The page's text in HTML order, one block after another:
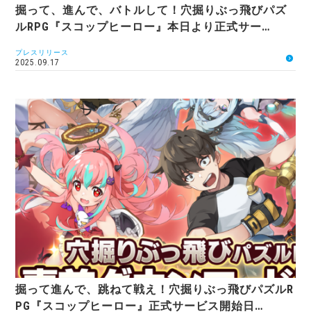
掘って、進んで、バトルして！穴掘りぶっ飛びパズ
ルRPG『スコップヒーロー』本日より正式サー…
プレスリリース
2025.09.17
掘って進んで、跳ねて戦え！穴掘りぶっ飛びパズルR
PG『スコップヒーロー』正式サービス開始日…